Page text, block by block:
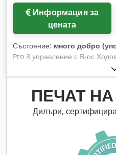
Информация за
цената
Състояние: много добро
Pro 3 управление с B-ос
на инструменти с 244
000 об/мин Шпинделен конус
мм B-ос: 0.001° Вътрешно
измервателна сонда Контрол
Транспортьор за стружки
ПЕЧАТ
Дилъри,